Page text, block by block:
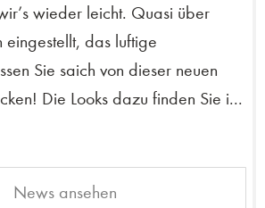
wieder leicht. Quasi über
eingestellt, das luftige
Sie saich von dieser neuen
Die Looks dazu finden Sie i...
News ansehen